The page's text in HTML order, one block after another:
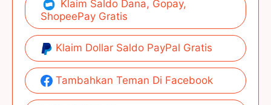
Klaim Saldo Dana, Gopay,
ShopeePay Gratis
Klaim Dollar Saldo PayPal Gratis
Tambahkan Teman Di Facebook